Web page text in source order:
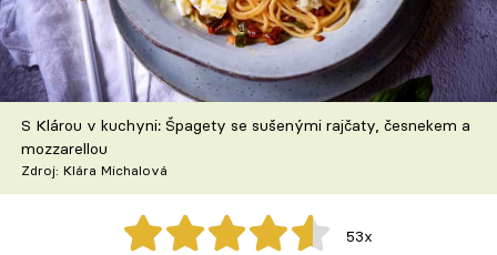
Škola vaření
Recepty z TV
Speciál: Cuketa
Těhotnej kuchař
Sledujte prima+
S Klárou v kuchyni: Špagety se sušenými rajčaty, česnekem a
mozzarellou
Zdroj: Klára Michalová
53x